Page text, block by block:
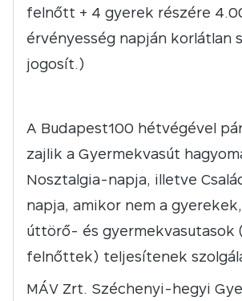
felnőtt + 4 gyerek részére
érvényesség napján korlátlan
jogosít.)
A Budapest100 hétvégével
zajlik a Gyermekvasút
Nosztalgia-napja, illetve
napja, amikor nem a
úttörő- és gyermekvasutasok
felnőttek) teljesítenek
MÁV Zrt. Széchenyi-hegyi